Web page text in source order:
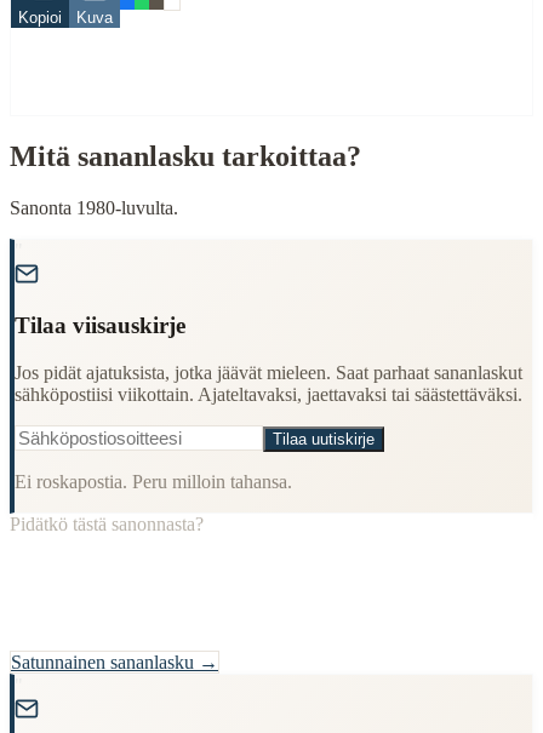
Finding quotes for speeches or writing
Origin: Finland
Kopioi Kuva
Mitä sananlasku tarkoittaa?
Sanonta 1980-luvulta.
Tilaa viisauskirje
Jos pidät ajatuksista, jotka jäävät mieleen. Saat parhaat sananlaskut
sähköpostiisi viikottain. Ajateltavaksi, jaettavaksi tai säästettäväksi.
Tilaa uutiskirje
Ei roskapostia. Peru milloin tahansa.
Pidätkö tästä sanonnasta?
Satunnainen sananlasku →